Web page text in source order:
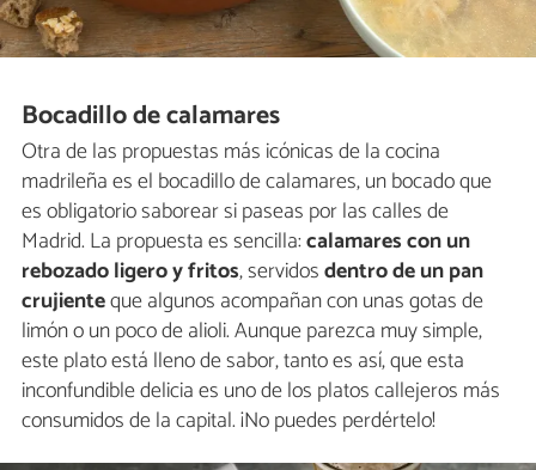
Bocadillo de calamares
Otra de las propuestas más icónicas de la cocina
madrileña es el bocadillo de calamares, un bocado que
es obligatorio saborear si paseas por las calles de
Madrid. La propuesta es sencilla:calamares con un
rebozado ligero y fritos, servidosdentro de un pan
crujienteque algunos acompañan con unas gotas de
limón o un poco de alioli. Aunque parezca muy simple,
este plato está lleno de sabor, tanto es así, que esta
inconfundible delicia es uno de los platos callejeros más
consumidos de la capital. ¡No puedes perdértelo!